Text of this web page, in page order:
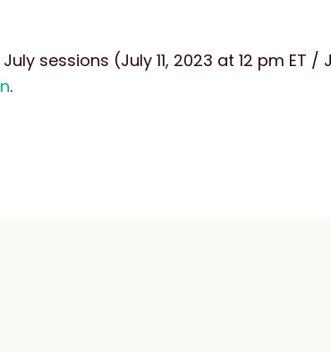
sessions (July 11, 2023 at 12 pm ET /
.